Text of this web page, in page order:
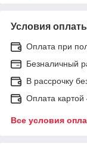
Условия
Оплата при
Безналичный
В рассрочку
Оплата
Все условия